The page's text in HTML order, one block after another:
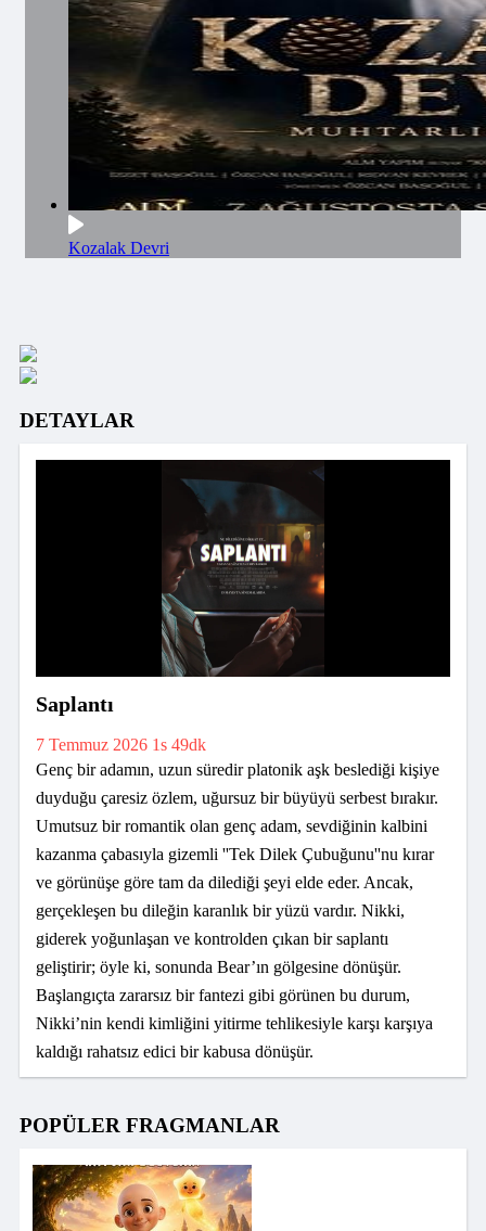
Kozalak Devri
DETAYLAR
Saplantı
7 Temmuz 2026 1s 49dk
Genç bir adamın, uzun süredir platonik aşk beslediği kişiye
duyduğu çaresiz özlem, uğursuz bir büyüyü serbest bırakır.
Umutsuz bir romantik olan genç adam, sevdiğinin kalbini
kazanma çabasıyla gizemli ''Tek Dilek Çubuğunu''nu kırar
ve görünüşe göre tam da dilediği şeyi elde eder. Ancak,
gerçekleşen bu dileğin karanlık bir yüzü vardır. Nikki,
giderek yoğunlaşan ve kontrolden çıkan bir saplantı
geliştirir; öyle ki, sonunda Bear’ın gölgesine dönüşür.
Başlangıçta zararsız bir fantezi gibi görünen bu durum,
Nikki’nin kendi kimliğini yitirme tehlikesiyle karşı karşıya
kaldığı rahatsız edici bir kabusa dönüşür.
POPÜLER FRAGMANLAR